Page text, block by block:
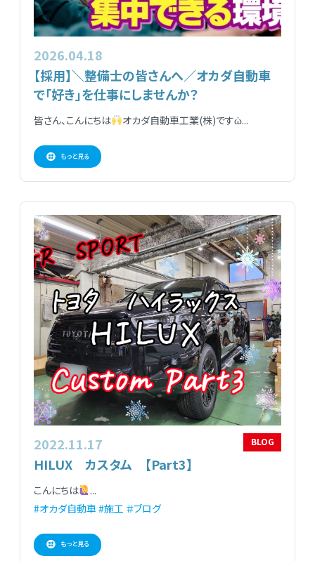
2026.04.18
【採用】＼整備士の皆さんへ／オカダ自動車
で「好き」を仕事にしませんか？
皆さん、こんにちは オカダ自動車工業(株)ですὠ...
もっと見る
2022.11.17 BLOG
HILUX カスタム 【Part3】
こんにちは
...
#オカダ自動車 #施工 ＃ブログ
もっと見る